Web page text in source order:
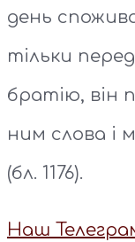
день
тільки
братію, він
ним слова і
(бл. 1176).
Наш